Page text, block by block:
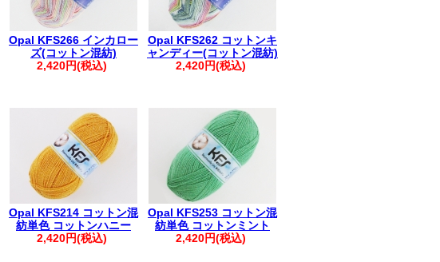
Opal KFS266 インカロー
ズ(コットン混紡)
2,420円(税込)
Opal KFS262 コットンキ
ャンディー(コットン混紡)
2,420円(税込)
Opal KFS214 コットン混
紡単色 コットンハニー
2,420円(税込)
Opal KFS253 コットン混
紡単色 コットンミント
2,420円(税込)